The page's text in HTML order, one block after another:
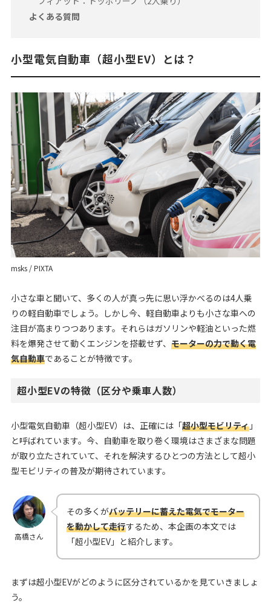
よくある質問
小型電気自動車（超小型EV）とは？
msks / PIXTA
小さな車と聞いて、多くの人が真っ先に思い浮かべるのは4人乗
りの軽自動車でしょう。しかし今、軽自動車よりも小さな車への
注目が高まりつつあります。それらはガソリンや軽油といった燃
料を爆発させて動くエンジンを搭載せず、 モーターの力で動く電
気自動車であることが特徴です。
超小型EVの特徴（区分や乗車人数）
小型電気自動車（超小型EV）は、正確には「超小型モビリティ」
と呼ばれています。今、自動車を取り巻く環境はさまざまな問題
が取り立たされていて、それを解決するひとつの方法として超小
型モビリティの普及が期待されています。
高橋さん
その多くがバッテリーに蓄えた電気でモーター
を動かして走行するため、本企画の本文では
「超小型EV」と紹介します。
まずは超小型EVがどのように区分されているかを見ていきましょ
う。